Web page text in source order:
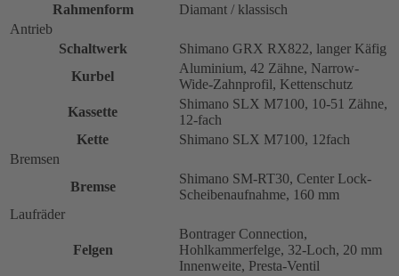
Rahmenform
Diamant / klassisch
Antrieb
Schaltwerk
Shimano GRX RX822, langer Käfig
Kurbel
Aluminium, 42 Zähne, Narrow-
Wide-Zahnprofil, Kettenschutz
Kassette
Shimano SLX M7100, 10-51 Zähne,
12-fach
Kette
Shimano SLX M7100, 12fach
Bremsen
Bremse
Shimano SM-RT30, Center Lock-
Scheibenaufnahme, 160 mm
Laufräder
Felgen
Bontrager Connection,
Hohlkammerfelge, 32-Loch, 20 mm
Innenweite, Presta-Ventil